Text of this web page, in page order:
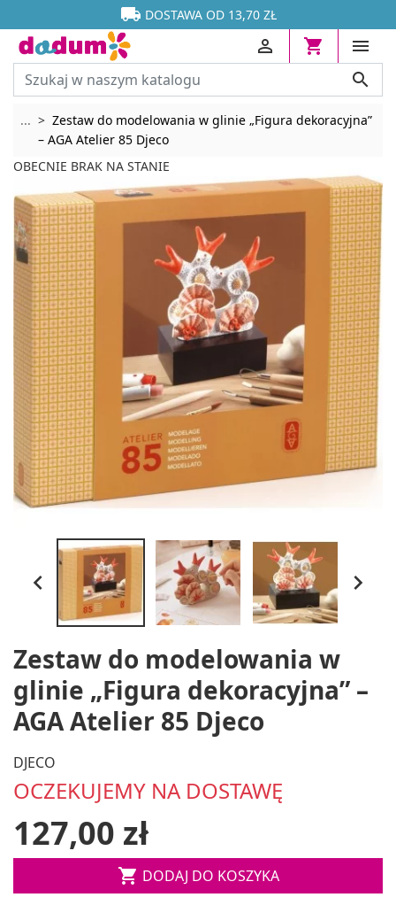

 DOSTAWA OD 13,70 ZŁ






... Rozwiń breadcrumbs
Zestaw do modelowania w glinie „Figura dekoracyjna”
– AGA Atelier 85 Djeco
OBECNIE BRAK NA STANIE
 
Zestaw do modelowania w
glinie „Figura dekoracyjna” –
AGA Atelier 85 Djeco
DJECO
OCZEKUJEMY NA DOSTAWĘ
127,00 zł
 DODAJ DO KOSZYKA